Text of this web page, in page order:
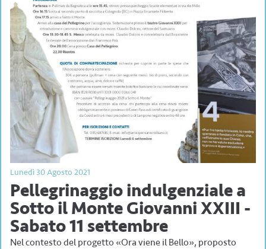
Lunedì 30 Agosto 2021
Pellegrinaggio indulgenziale a
Sotto il Monte Giovanni XXIII -
Sabato 11 settembre
Nel contesto del progetto «Ora viene il Bello», proposto